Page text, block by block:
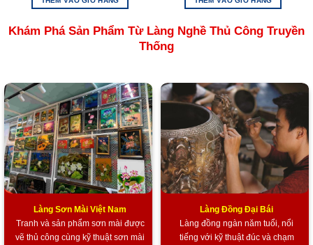
Tham khảo các sản phẩm Làng Đồng Đại Báitại đây
Tham khảo các sản phẩm Tàu thuyền Mô hìnhtại đây
Tham khảo các sản phẩm quà Doanh Nghiệp khác
Tham khảo các sản phẩm của Mỹ Nghệ Việttại đây
Hoặc trang Facebook của chúng tôi
tại đây.
Khám Phá Sản Phẩm Từ Làng Nghề Thủ Công Truyền
Thống
Làng Sơn Mài Việt Nam
Tranh và sản phẩm sơn mài được
vẽ thủ công cùng kỹ thuật sơn mài
Làng Đồng Đại Bái
Làng đồng ngàn năm tuổi, nổi
tiếng với kỹ thuật đúc và chạm